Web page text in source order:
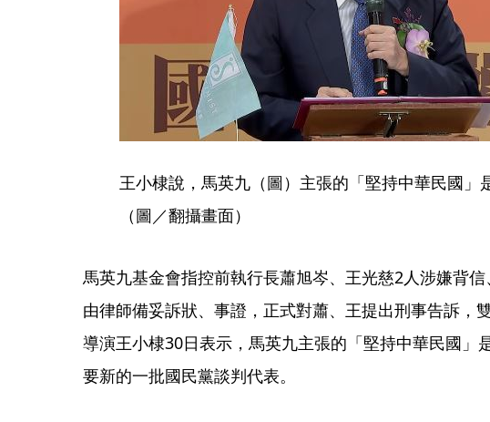
王小棣說，馬英九（圖）主張的「堅持中華民國」
（圖／翻攝畫面）
馬英九基金會指控前執行長蕭旭岑、王光慈2人涉嫌背
由律師備妥訴狀、事證，正式對蕭、王提出刑事告訴，
導演王小棣30日表示，馬英九主張的「堅持中華民國」
要新的一批國民黨談判代表。